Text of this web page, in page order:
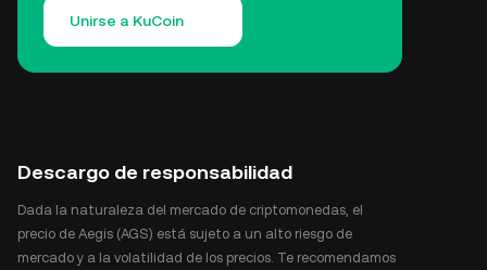
Unirse a KuCoin
Descargo de responsabilidad
Dada la naturaleza del mercado de criptomonedas, el
precio de Aegis (AGS) está sujeto a un alto riesgo de
mercado y a la volatilidad de los precios. Te recomendamos